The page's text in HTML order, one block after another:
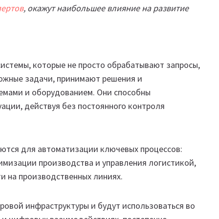
, окажут наибольшее влияние на развитие
которые не просто обрабатывают запросы,
задачи, принимают решения и
и оборудованием. Они способны
действуя без постоянного контроля
для автоматизации ключевых процессов:
производства и управления логистикой,
на производственных линиях.
инфраструктуры и будут использоваться во